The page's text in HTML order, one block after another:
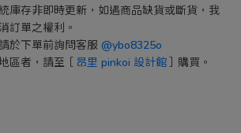
庫存非即時更新，如遇商品缺貨或斷貨，我
訂單之權利。
於下單前詢問客服 @ybo8325o
區者，請至［ 昂里 pinkoi 設計館］購買。